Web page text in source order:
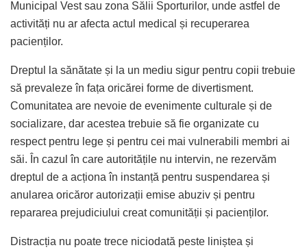
Municipal Vest sau zona Sălii Sporturilor, unde astfel de
activități nu ar afecta actul medical și recuperarea
pacienților.
Dreptul la sănătate și la un mediu sigur pentru copii trebuie
să prevaleze în fața oricărei forme de divertisment.
Comunitatea are nevoie de evenimente culturale și de
socializare, dar acestea trebuie să fie organizate cu
respect pentru lege și pentru cei mai vulnerabili membri ai
săi. În cazul în care autoritățile nu intervin, ne rezervăm
dreptul de a acționa în instanță pentru suspendarea și
anularea oricăror autorizații emise abuziv și pentru
repararea prejudiciului creat comunității și pacienților.
Distracția nu poate trece niciodată peste liniștea și